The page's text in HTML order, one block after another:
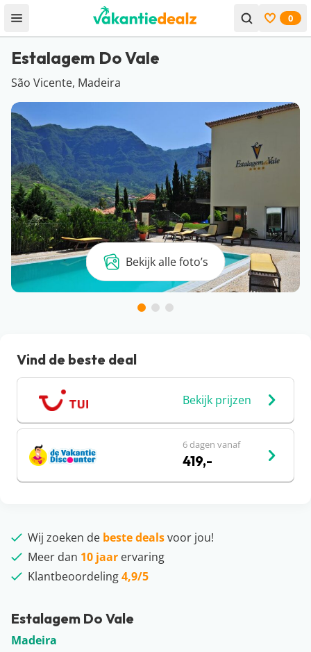
Open menu Bekijk
0
Estalagem Do Vale
São Vicente, Madeira
Bekijk alle foto’s
Estalagem Do Vale
Madeira
Vind de beste deal
Bekijk prijzen
6 dagen vanaf
419,-
Wij zoeken de beste dealsvoor jou!
Meer dan 10 jaar ervaring
Klantbeoordeling4,9/5